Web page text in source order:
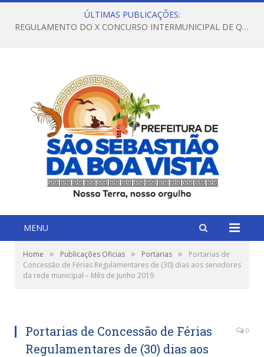
ÚLTIMAS PUBLICAÇÕES:
REGULAMENTO DO X CONCURSO INTERMUNICIPAL DE QUADRILHAS JUNINAS – 2026 – ARRAIÁ DA VENEZA
MENU
Home » Publicações Oficias » Portarias »
Portarias de
Concessão de Férias Regulamentares de (30) dias aos servidores
da rede municipal – Mês de Junho 2019
Portarias de Concessão de Férias
Regulamentares de (30) dias aos
0